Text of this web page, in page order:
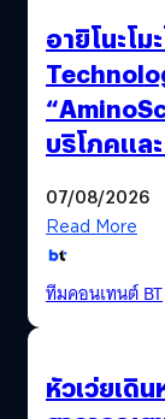
อายิโนะโม
บริโภคแล
07/08/2026
Read More
ทีมคอนเทนต์ BT
หัวเว่ยเดิ